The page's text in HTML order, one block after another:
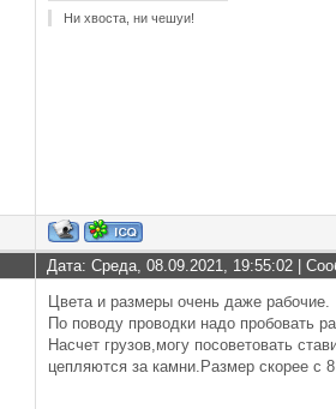
Ни хвоста, ни чешуи!
Дата: Среда, 08.09.2021, 19:55:02 |
Цвета и размеры очень даже рабочие.
По поводу проводки надо пробовать
Насчет грузов,могу посоветовать
цепляются за камни.Размер скорее с